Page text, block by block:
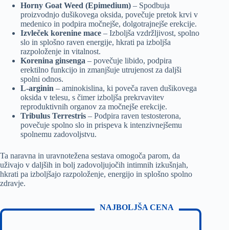
Horny Goat Weed (Epimedium) – Spodbuja
proizvodnjo dušikovega oksida, povečuje pretok krvi v
medenico in podpira močnejše, dolgotrajnejše erekcije.
Izvleček korenine mace – Izboljša vzdržljivost, spolno
slo in splošno raven energije, hkrati pa izboljša
razpoloženje in vitalnost.
Korenina ginsenga – povečuje libido, podpira
erektilno funkcijo in zmanjšuje utrujenost za daljši
spolni odnos.
L-arginin – aminokislina, ki poveča raven dušikovega
oksida v telesu, s čimer izboljša prekrvavitev
reproduktivnih organov za močnejše erekcije.
Tribulus Terrestris – Podpira raven testosterona,
povečuje spolno slo in prispeva k intenzivnejšemu
spolnemu zadovoljstvu.
Ta naravna in uravnotežena sestava omogoča parom, da
uživajo v daljših in bolj zadovoljujočih intimnih izkušnjah,
hkrati pa izboljšajo razpoloženje, energijo in splošno spolno
zdravje.
NAJBOLJŠA CENA